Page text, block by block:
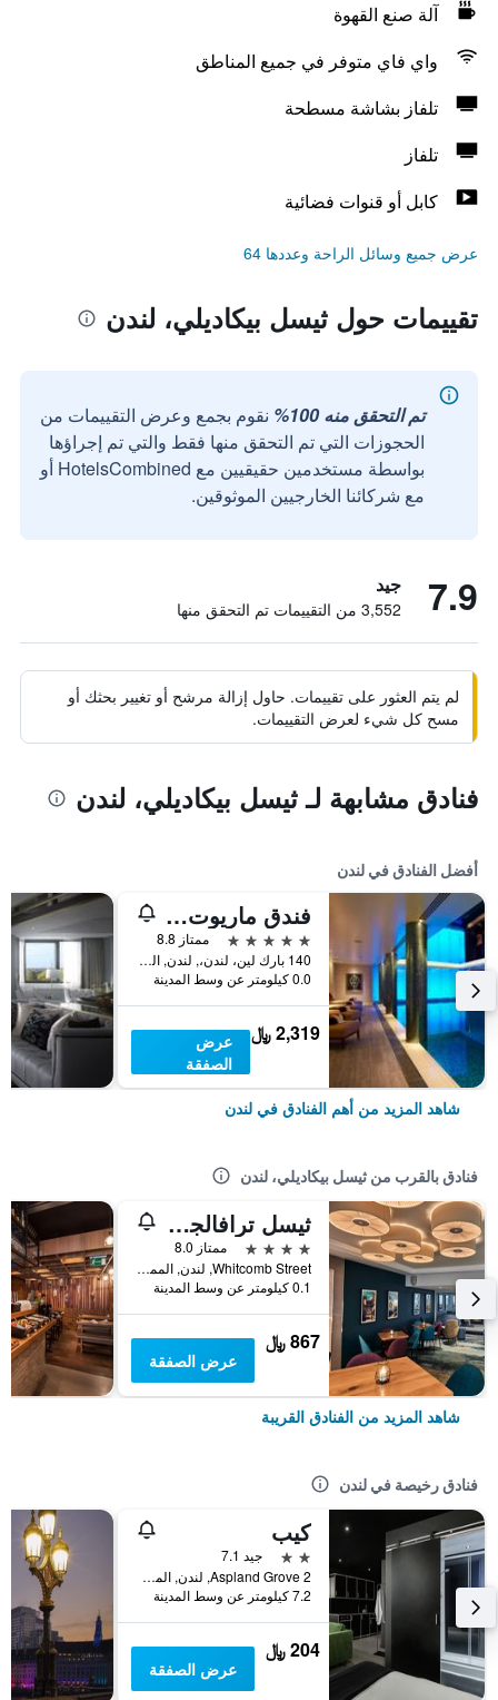
آلة صنع القهوة
واي فاي متوفر في جميع المناطق
تلفاز بشاشة مسطحة
تلفاز
كابل أو قنوات فضائية
عرض جميع وسائل الراحة وعددها 64
تقييمات حول ثيسل بيكاديلي، لندن
تم التحقق منه 100%
نقوم بجمع وعرض التقييمات من
الحجوزات التي تم التحقق منها فقط والتي تم إجراؤها
بواسطة مستخدمين حقيقيين مع HotelsCombined أو
مع شركائنا الخارجيين الموثوقين.
7.9 جيد
3,552 من التقييمات تم التحقق منها
لم يتم العثور على تقييمات. حاول إزالة مرشح أو تغيير بحثك أو
مسح كل شيء لعرض التقييمات.
فنادق مشابهة لـ ثيسل بيكاديلي، لندن
أفضل الفنادق في لندن
فندق ماريوت لندن بارك لاين
5 نجوم
ممتاز 8.8
140 بارك لين، لندن،, لندن, المملكة المتحدة
0.0 كيلومتر عن وسط المدينة
2,319 ﷼
عرض
الصفقة
شاهد المزيد من أهم الفنادق في لندن
فنادق بالقرب من ثيسل بيكاديلي، لندن
ثيسل ترافالجار - ليسيستر سكوير
4 نجوم
ممتاز 8.0
Whitcomb Street, لندن, المملكة المتحدة
0.1 كيلومتر عن وسط المدينة
867 ﷼
عرض الصفقة
شاهد المزيد من الفنادق القريبة
فنادق رخيصة في لندن
كيب
2 نجمتين
جيد 7.1
2 Aspland Grove, لندن, المملكة المتحدة
7.2 كيلومتر عن وسط المدينة
204 ﷼
عرض الصفقة